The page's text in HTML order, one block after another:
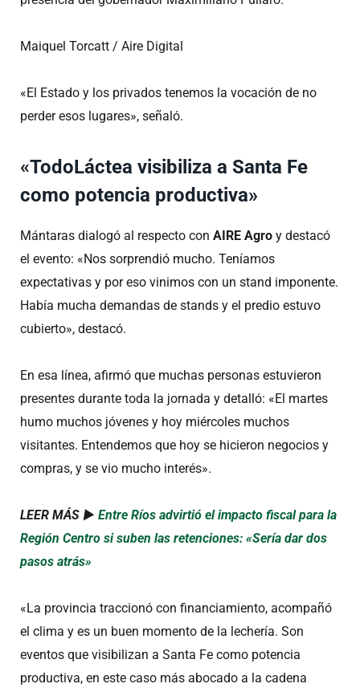
Maiquel Torcatt / Aire Digital
«El Estado y los privados tenemos la vocación de no
perder esos lugares», señaló.
«TodoLáctea visibiliza a Santa Fe
como potencia productiva»
Mántaras dialogó al respecto con AIRE Agro y destacó
el evento: «Nos sorprendió mucho. Teníamos
expectativas y por eso vinimos con un stand imponente.
Había mucha demandas de stands y el predio estuvo
cubierto», destacó.
En esa línea, afirmó que muchas personas estuvieron
presentes durante toda la jornada y detalló: «El martes
humo muchos jóvenes y hoy miércoles muchos
visitantes. Entendemos que hoy se hicieron negocios y
compras, y se vio mucho interés».
LEER MÁS ► Entre Ríos advirtió el impacto fiscal para la
Región Centro si suben las retenciones: «Sería dar dos
pasos atrás»
«La provincia traccionó con financiamiento, acompañó
el clima y es un buen momento de la lechería. Son
eventos que visibilizan a Santa Fe como potencia
productiva, en este caso más abocado a la cadena